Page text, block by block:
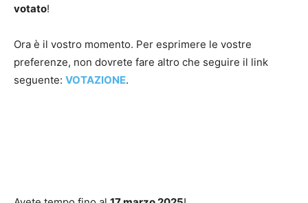
votato!
Ora è il vostro momento. Per esprimere le vostre
preferenze, non dovrete fare altro che seguire il link
seguente: VOTAZIONE.